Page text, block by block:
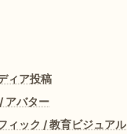
ィア投稿
アバター
ィック / 教育ビジュアル